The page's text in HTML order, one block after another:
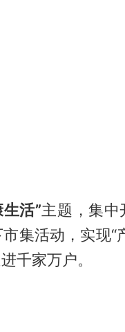
活”主题，集中
集活动，实现“
千家万户。